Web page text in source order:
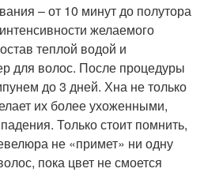
– от 10 минут до полутора
желаемого
теплой водой и
для волос. После процедуры
до 3 дней. Хна не только
их более ухоженными,
Только стоит помнить,
не «примет» ни одну
пока цвет не смоется